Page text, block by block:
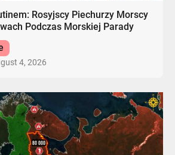
Rosyjscy Piechurzy Morscy
Podczas Morskiej Parady
4, 2026